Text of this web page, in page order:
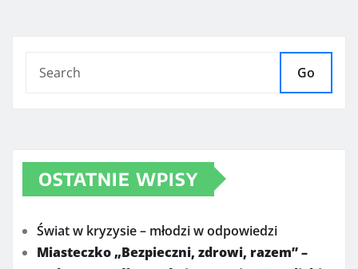
Go
OSTATNIE WPISY
Świat w kryzysie – młodzi w odpowiedzi
Miasteczko „Bezpieczni, zdrowi, razem” –